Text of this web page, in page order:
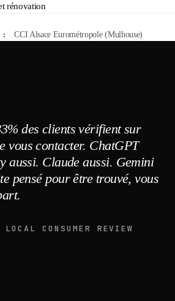
rénovation
: CCI Alsace Eurométropole (Mulhouse)
des clients vérifient sur
vous contacter. ChatGPT
aussi. Claude aussi. Gemini
pensé pour être trouvé, vous
CONSUMER REVIEW